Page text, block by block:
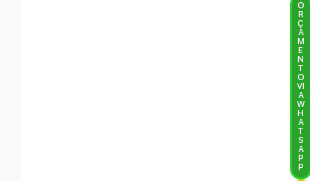
O
R
Ç
A
M
E
N
T
O
VI
A
W
H
A
T
S
A
P
P